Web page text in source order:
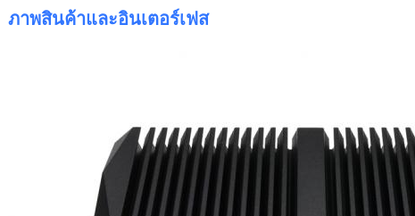
ภาพสินค้าและอินเตอร์เฟส